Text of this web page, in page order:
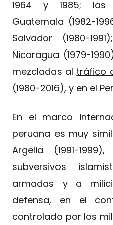
1964 y 1985; las
Guatemala (1982-
Salvador (1980-
Nicaragua (1979-
mezcladas al tráfico
(1980-2016), y en el
En el marco
peruana es muy
Argelia (1991-
subversivos
armadas y a
defensa, en el
controlado por los